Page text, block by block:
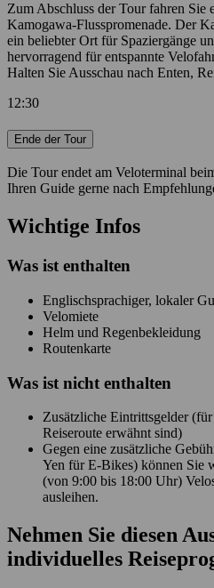
Zum Abschluss der Tour fahren Sie
Kamogawa-Flusspromenade. Der
ein beliebter Ort für Spaziergänge
hervorragend für entspannte
Halten Sie Ausschau nach Enten,
12:30
Ende der Tour
Die Tour endet am Veloterminal
Ihren Guide gerne nach
Wichtige Infos
Was ist enthalten
Englischsprachiger, lokaler
Velomiete
Helm und Regenbekleidung
Routenkarte
Was ist nicht enthalten
Zusätzliche Eintrittsgelder
Reiseroute erwähnt sind)
Gegen eine zusätzliche
Yen für E-Bikes) können Sie
(von 9:00 bis 18:00 Uhr)
ausleihen.
Nehmen Sie diesen
individuelles